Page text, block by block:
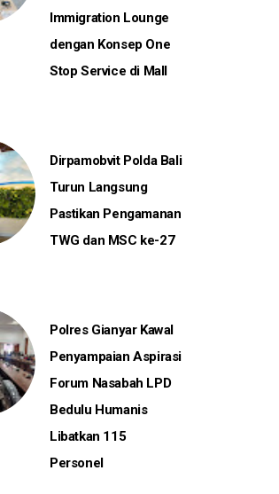
Immigration Lounge
dengan Konsep One
Stop Service di Mall
Dirpamobvit Polda Bali
Turun Langsung
Pastikan Pengamanan
TWG dan MSC ke-27
Polres Gianyar Kawal
Penyampaian Aspirasi
Forum Nasabah LPD
Bedulu Humanis
Libatkan 115
Personel